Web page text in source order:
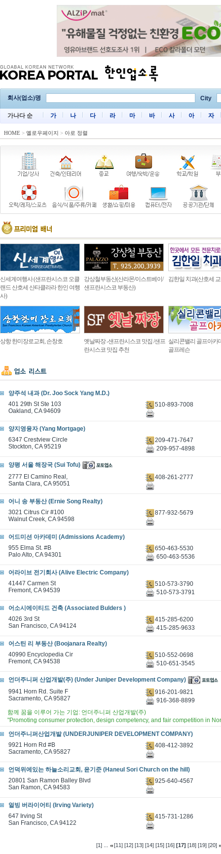
회사(업소)명 City
가나다 순 가 나 다 라 마 바 사 아 자
HOME > 옐로우페이지 > 아로 정렬
신세계여행사 (샌프란시스코 오클
랜드 산호세 산타클라라 한인 여행
사)
강상철부동산(산라몬/이스트베이/
샌프란시스코 부동산)
김한일 치과(산호세
상항 한미장로교회, 손창호
옛날짜장 -샌프란시스코 맛집 /샌프
란시스코 맛집 추천
실리콘밸리 골프아카
골프레슨
양주석 내과 (Dr. Joo Sock Yang M.D.)
401 29th St Ste 103
Oakland, CA 94609
510-893-7008
양지영융자 (Yang Mortgage)
6347 Crestview Circle
Stockton, CA 95219
209-471-7647
209-957-4898
양평 서울 해장국 (Sui Tofu)
2777 El Camino Real,
Santa Clara, CA 95051
408-261-2777
어니 송 부동산 (Ernie Song Realty)
3021 Citrus Cir #100
Walnut Creek, CA 94598
877-932-5679
어드미션 아카데미 (Admissions Academy)
955 Elma St. #B
Palo Alto, CA 94301
650-463-5530
650-463-5536
어라이브 전기회사 (Alive Electric Company)
41447 Carmen St
Fremont, CA 94539
510-573-3790
510-573-3791
어소시에이티드 건축 (Associated Bulders )
4026 3rd St
San Francisco, CA 94124
415-285-6200
415-285-9633
어스틴 리 부동산 (Boojanara Realty)
40990 Encyclopedia Cir
Fremont, CA 94538
510-552-0698
510-651-3545
언더주니퍼 산업개발(주) (Under Juniper Development Company)
9941 Horn Rd. Suite F
Sacramento, CA 95827
916-201-9821
916-368-8899
함께 꿈을 이루어 가는 기업: 언더주니퍼 산업개발(주)
"Promoting consumer protection, design competency, and fair competition in
언더주니퍼산업개발 (UNDERJUNIPER DEVELOPMENT COMPANY)
9921 Horn Rd #B
Sacramento, CA 95827
408-412-3892
언덕위에있는 하늘소리교회, 윤기준 (Haneul Sori Church on the hill)
20801 San Ramon Balley Blvd
San Ramon, CA 94583
925-640-4567
얼빙 버라이어티 (Irving Variety)
647 Irving St
San Francisco, CA 94122
415-731-1286
[1] ... [11] [12] [13] [14] [15] [16] [17] [18] [19] [20]